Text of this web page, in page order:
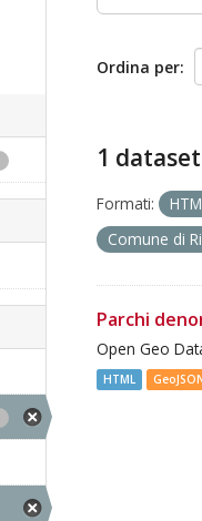
Ordina per
1
Formati:
Comune di
Parchi
Open Geo
HTML